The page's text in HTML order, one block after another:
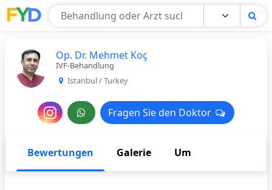
Find Your Doctor
Op. Dr. Mehmet Koç
IVF-Behandlung
Istanbul / Turkey
Nachricht
den
Arzt
Fragen Sie den Doktor
Fragen Sie den Doktor
Bewertungen Galerie Um